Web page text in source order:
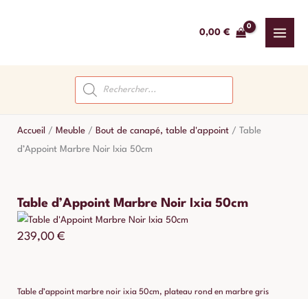
0,00 €
Recherche
de
produits
Accueil / Meuble / Bout de canapé, table d'appoint / Table
d’Appoint Marbre Noir Ixia 50cm
Table d’Appoint Marbre Noir Ixia 50cm
239,00 €
Table d’appoint marbre noir ixia 50cm, plateau rond en marbre gris